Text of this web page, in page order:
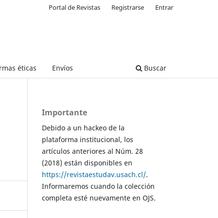
éticas Envíos Buscar
Portal de Revistas Registrarse Entrar
Importante
Debido a un hackeo de la
plataforma institucional, los
artículos anteriores al Núm. 28
(2018) están disponibles en
https://revistaestudav.usach.cl/.
Informaremos cuando la colección
completa esté nuevamente en OJS.